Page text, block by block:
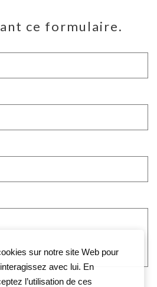
ce formulaire.
sur notre site Web pour
avec lui. En
l’utilisation de ces